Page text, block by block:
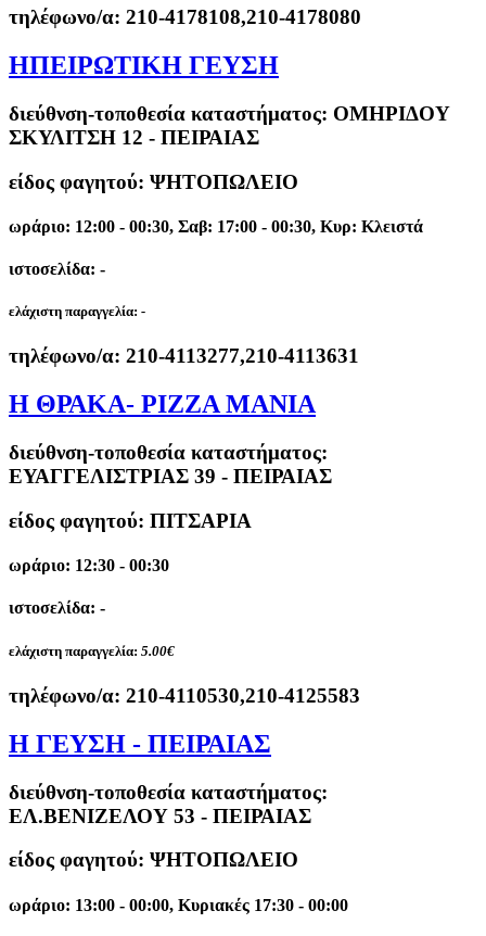
τηλέφωνο/α: 210-4178108,210-4178080
ΗΠΕΙΡΩΤΙΚΗ ΓΕΥΣΗ
διεύθνση-τοποθεσία καταστήματος: ΟΜΗΡΙΔΟΥ
ΣΚΥΛΙΤΣΗ 12 - ΠΕΙΡΑΙΑΣ
είδος φαγητού: ΨΗΤΟΠΩΛΕΙΟ
ωράριο: 12:00 - 00:30, Σαβ: 17:00 - 00:30, Κυρ: Κλειστά
ιστοσελίδα: -
ελάχιστη παραγγελία: -
τηλέφωνο/α: 210-4113277,210-4113631
Η ΘΡΑΚΑ- PIZZA MANIA
διεύθνση-τοποθεσία καταστήματος:
ΕΥΑΓΓΕΛΙΣΤΡΙΑΣ 39 - ΠΕΙΡΑΙΑΣ
είδος φαγητού: ΠΙΤΣΑΡΙΑ
ωράριο: 12:30 - 00:30
ιστοσελίδα: -
ελάχιστη παραγγελία: 5.00€
τηλέφωνο/α: 210-4110530,210-4125583
Η ΓΕΥΣΗ - ΠΕΙΡΑΙΑΣ
διεύθνση-τοποθεσία καταστήματος:
ΕΛ.ΒΕΝΙΖΕΛΟΥ 53 - ΠΕΙΡΑΙΑΣ
είδος φαγητού: ΨΗΤΟΠΩΛΕΙΟ
ωράριο: 13:00 - 00:00, Κυριακές 17:30 - 00:00